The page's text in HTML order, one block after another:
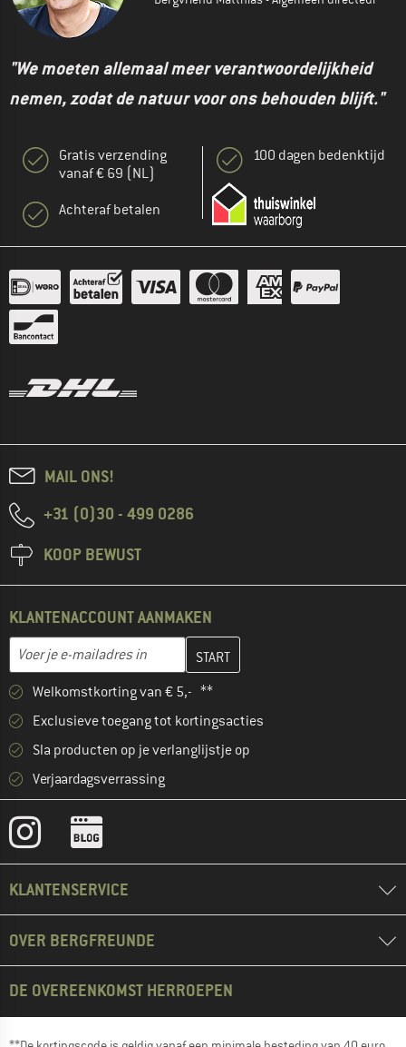
"We moeten allemaal meer verantwoordelijkheid
nemen, zodat de natuur voor ons behouden blijft."
Gratis verzending
vanaf € 69 (NL)
Achteraf betalen
100 dagen bedenktijd
MAIL ONS!
+31 (0)30 - 499 0286
KOOP BEWUST
KLANTENACCOUNT AANMAKEN
E-mailadres
Vul je e-mailadres hier in en maak in de volgende stap je
Welkomstkorting van € 5,- **
Exclusieve toegang tot kortingsacties
Sla producten op je verlanglijstje op
Verjaardagsverrassing
KLANTENSERVICE
OVER BERGFREUNDE
DE OVEREENKOMST HERROEPEN